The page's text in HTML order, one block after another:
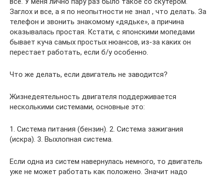
Заглох и все, а я по неопытности не знал , что делать. За
телефон и звонить знакомому «дядьке», а причина
оказывалась простая. Кстати, с японскими мопедами
бывает куча самых простых нюансов, из-за каких он
перестает работать, если б/у особенно.
Что же делать, если двигатель не заводится?
Жизнедеятельность двигателя поддерживается
несколькими системами, основные это:
1. Система питания (бензин). 2. Система зажигания
(искра). 3. Выхлопная система.
Если одна из систем навернулась немного, то двигатель
уже не может работать как положено. Значит надо